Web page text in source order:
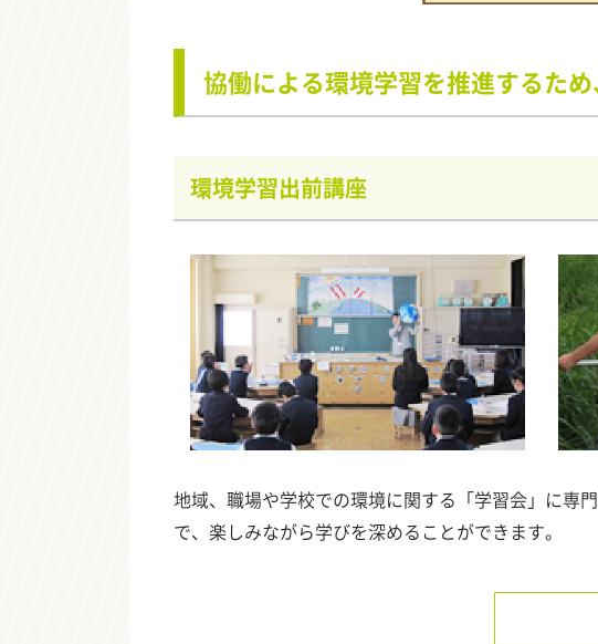
協働による環境学習を推進するた
環境学習出前講座
地域、職場や学校での環境に関する「学習会」に専
で、楽しみながら学びを深めることができます。